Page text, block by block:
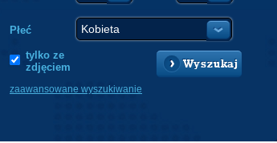
Płeć
tylko ze
zdjęciem
Wyszukaj
zaawansowane wyszukiwanie